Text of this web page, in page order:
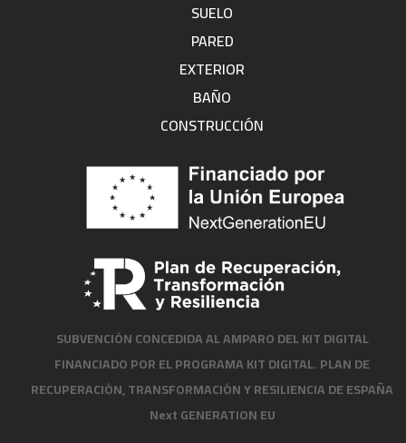
SUELO
PARED
EXTERIOR
BAÑO
CONSTRUCCIÓN
SUBVENCIÓN CONCEDIDA AL AMPARO DEL KIT DIGITAL
FINANCIADO POR EL PROGRAMA KIT DIGITAL. PLAN DE
RECUPERACIÓN, TRANSFORMACIÓN Y RESILIENCIA DE ESPAÑA
Next GENERATION EU